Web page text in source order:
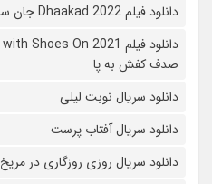
دانلود فیلم Dhaakad 2022 جان سخت
صدف کفش به پا
دانلود سریال نوبت لیلی
دانلود سریال آفتاب پرست
دانلود سریال روزی روزگاری در مریخ